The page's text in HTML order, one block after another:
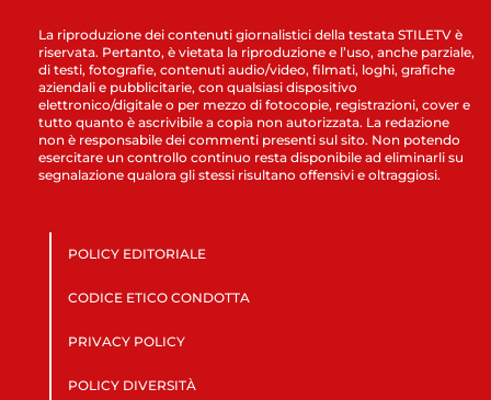
La riproduzione dei contenuti giornalistici della testata STILETV è
riservata. Pertanto, è vietata la riproduzione e l’uso, anche parziale,
di testi, fotografie, contenuti audio/video, filmati, loghi, grafiche
aziendali e pubblicitarie, con qualsiasi dispositivo
elettronico/digitale o per mezzo di fotocopie, registrazioni, cover e
tutto quanto è ascrivibile a copia non autorizzata. La redazione
non è responsabile dei commenti presenti sul sito. Non potendo
esercitare un controllo continuo resta disponibile ad eliminarli su
segnalazione qualora gli stessi risultano offensivi e oltraggiosi.
POLICY EDITORIALE
CODICE ETICO CONDOTTA
PRIVACY POLICY
POLICY DIVERSITÀ